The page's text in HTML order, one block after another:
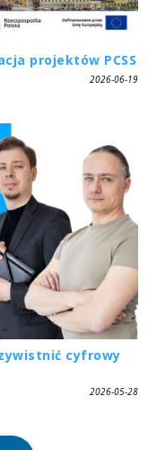
projektów PCSS
2026-06-19
cyfrowy
2026-05-28